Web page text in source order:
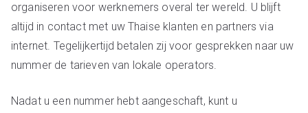
organiseren voor werknemers overal ter wereld. U blijft
altijd in contact met uw Thaise klanten en partners via
internet. Tegelijkertijd betalen zij voor gesprekken naar uw
nummer de tarieven van lokale operators.
Nadat u een nummer hebt aangeschaft, kunt u